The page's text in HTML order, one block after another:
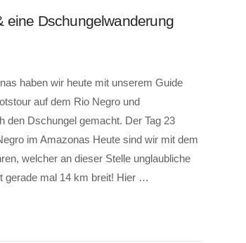
eine Dschungelwanderung
haben wir heute mit unserem Guide
auf dem Rio Negro und
den Dschungel gemacht. Der Tag 23
im Amazonas Heute sind wir mit dem
welcher an dieser Stelle unglaubliche
gerade mal 14 km breit! Hier …